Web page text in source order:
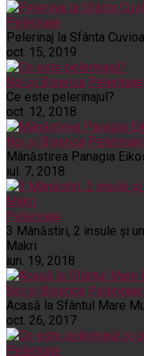
Pelerinaje
Pelerinaj la Sfânta
oct. 15, 2019
Noi și Biserica Pelerinaje
Ce este pelerinajul?
oct. 12, 2018
Noi și Biserica Pelerinaje
Mânăstirea Panagia
iul. 7, 2018
Pelerinaje
3 Mânăstiri, 2 insule și
Makri
iun. 19, 2018
Noi și Biserica Pelerinaje
Acasă la Sfântul Mare
oct. 26, 2017
Pelerinaje